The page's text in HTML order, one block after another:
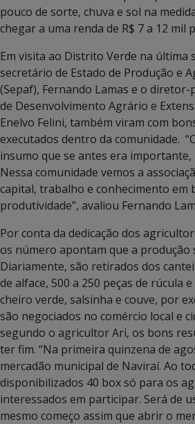
pouco de sorte, chuva e sol na
chegar a uma renda de R$ 7 a 12 mil
Em visita ao Distrito Verde na última
secretário de Estado de Produção e
(Sepaf), Fernando Lamas e o
de Desenvolvimento Agrário e
Enelvo Felini, também viram com
executados dentro da comunidade.
insumo que se antes era importante,
Nessa comunidade vemos a
capital, trabalho e conhecimento em
produtividade”, avaliou Fernando
Por conta da dedicação dos
os número apontam que a produção
Diariamente, são retirados dos
de alface, 500 a 250 peças de rúcula
cheiro verde, salsinha e couve, por
são negociados no comércio local e
segundo o agricultor Ari, os bons
ter fim. “Na primeira quinzena de
mercadão municipal de Naviraí. Ao
disponibilizados 40 box só para os
interessados em participar. Será de
mesmo começo assim que abrir o